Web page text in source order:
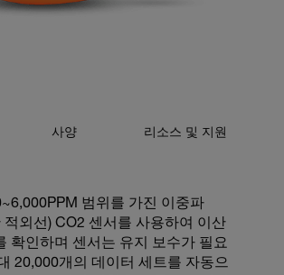
사양 리소스 및 지원
범위를 가진 이중파
적외선) CO2 센서를 사용하여 이산
확인하며 센서는 유지 보수가 필요
20,000개의 데이터 세트를 자동으